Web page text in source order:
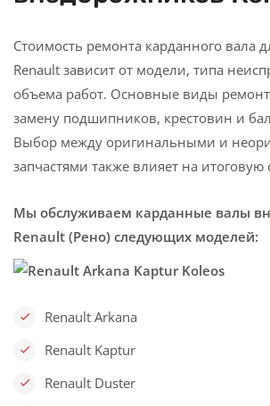
Стоимость ремонта карданного вала
Renault зависит от модели, типа
объема работ. Основные виды
замену подшипников, крестовин и
Выбор между оригинальными и
запчастями также влияет на итоговую
Мы обслуживаем карданные валы
Renault (Рено) следующих моделей:
Renault Arkana
Renault Kaptur
Renault Duster